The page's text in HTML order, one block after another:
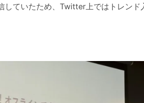
ていたため、Twitter上ではトレンド